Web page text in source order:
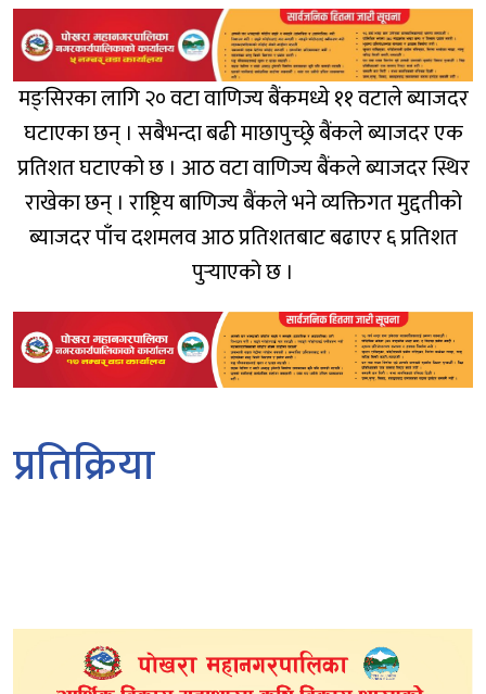
मङ्सिरका लागि २० वटा वाणिज्य बैंकमध्ये ११ वटाले ब्याजदर
घटाएका छन् । सबैभन्दा बढी माछापुच्छ्रे बैंकले ब्याजदर एक
प्रतिशत घटाएको छ । आठ वटा वाणिज्य बैंकले ब्याजदर स्थिर
राखेका छन् । राष्ट्रिय बाणिज्य बैंकले भने व्यक्तिगत मुद्दतीको
ब्याजदर पाँच दशमलव आठ प्रतिशतबाट बढाएर ६ प्रतिशत
पुर्‍याएको छ ।
प्रतिक्रिया